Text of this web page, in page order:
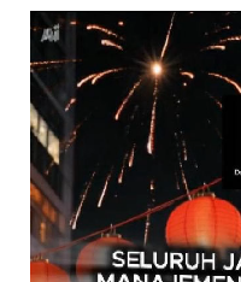
Pemutar